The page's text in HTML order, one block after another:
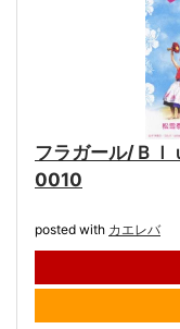
フラガール/Ｂ
0010
posted with カエレバ